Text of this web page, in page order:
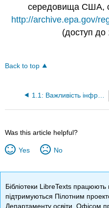
середовища США,
http://archive.epa.gov/
(доступ до
Back to top
1.1: Важливість інфраструктури
Was this article helpful?
Yes No
Бібліотеки LibreTexts працюють
підтримуються Пілотним
Департаменту освіти, Офісом